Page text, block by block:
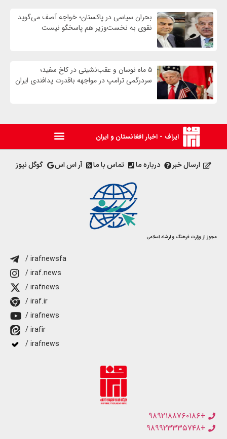
بحران سیاسی در پاکستان؛ خواجه آصف می‌گوید
نقوی به نخست‌وزیر هم پاسخگو نیست
۵ ماه نوسان و عقب‌نشینی در کاخ سفید؛
سردرگمی ترامپ در مواجهه باقدرت پدافندی ایران
ایراف - اخبار افغانستان و ایران
ارسال خبر درباره ما تماس با ما آر اس اس گوگل نیوز
مجوز از وزارت فرهنگ و ارشاد اسلامی
/ irafnewsfa
/ iraf.news
/ irafnews
/ iraf.ir
/ irafnews
/ irafir
/ irafnews
+۹۸۹۲۱۸۸۷۶۰۱۸۶
+۹۸۹۹۲۳۳۳۵۷۴۸